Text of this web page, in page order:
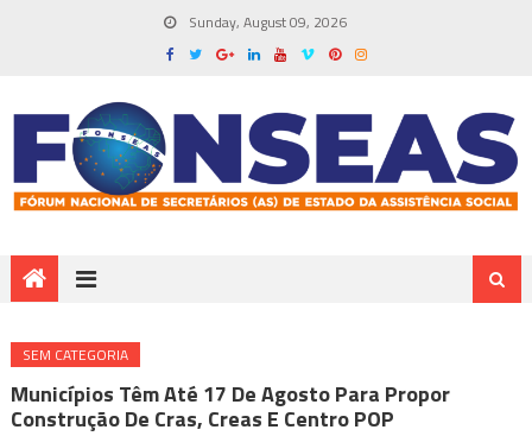
Sunday, August 09, 2026
SEM CATEGORIA
Municípios Têm Até 17 De Agosto Para Propor
Construção De Cras, Creas E Centro POP